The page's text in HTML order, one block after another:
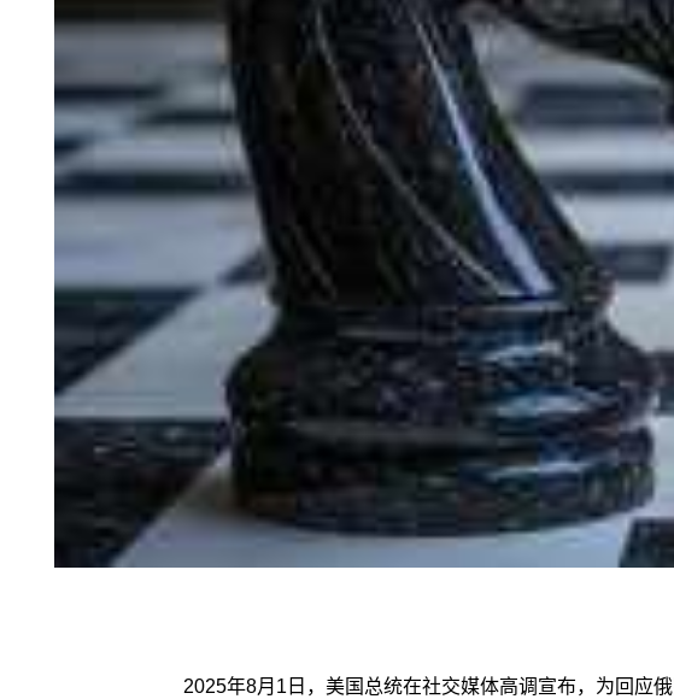
2025年8月1日，美国总统在社交媒体高调宣布，为回应